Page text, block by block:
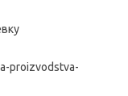
proizvodstva-